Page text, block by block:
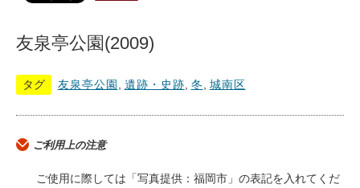
友泉亭公園(2009)
タグ 友泉亭公園 遺跡・史跡 冬 城南区
ご利用上の注意
ご使用に際しては「写真提供：福岡市」の表記を入れてくだ